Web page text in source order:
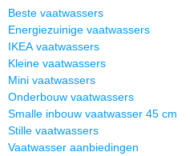
Beste vaatwassers
Energiezuinige vaatwassers
IKEA vaatwassers
Kleine vaatwassers
Mini vaatwassers
Onderbouw vaatwassers
Smalle inbouw vaatwasser 45 cm
Stille vaatwassers
Vaatwasser aanbiedingen